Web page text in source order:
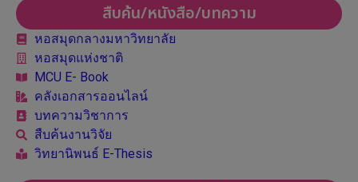
สืบค้น/หนังสือ/บทความ
หอสมุดกลางมหาวิทยาลัย
หอสมุดแห่งชาติ
MCU E- Book
คลังเอกสารออนไลน์
บทความวิชาการ
สืบค้นงานวิจัย
วิทยานิพนธ์ E-Thesis